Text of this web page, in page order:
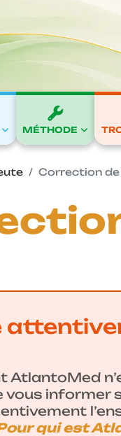
MÉTHODE
Correction de
AtlantoMed
vous informer
qui est